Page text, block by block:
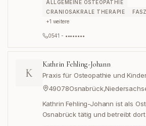
ALLGEMEINE OSTEOPATHIE
CRANIOSAKRALE THERAPIE
+1 weitere
0541 - ••••••••
K
Kathrin Fehling-Johann
Praxis für Osteopathie und
49078Osnabrück,
Kathrin Fehling-Johann ist als
Osnabrück tätig und betreibt